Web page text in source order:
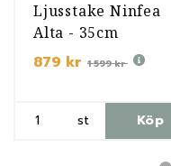
Ljusstake Ninfea
Alta - 35cm
879 kr 1 599 kr
st Köp